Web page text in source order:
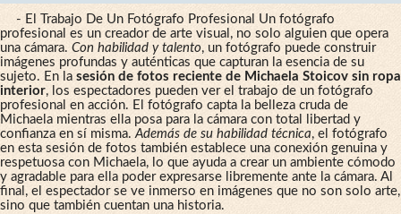
- El Trabajo De Un Fotógrafo Profesional Un fotógrafo
profesional es un creador de arte visual, no solo alguien que opera
una cámara. Con habilidad y talento, un fotógrafo puede construir
imágenes profundas y auténticas que capturan la esencia de su
sujeto. En la sesión de fotos reciente de Michaela Stoicov sin ropa
interior, los espectadores pueden ver el trabajo de un fotógrafo
profesional en acción. El fotógrafo capta la belleza cruda de
Michaela mientras ella posa para la cámara con total libertad y
confianza en sí misma.Además de su habilidad técnica, el fotógrafo
en esta sesión de fotos también establece una conexión genuina y
respetuosa con Michaela, lo que ayuda a crear un ambiente cómodo
y agradable para ella poder expresarse libremente ante la cámara. Al
final, el espectador se ve inmerso en imágenes que no son solo arte,
sino que también cuentan una historia.